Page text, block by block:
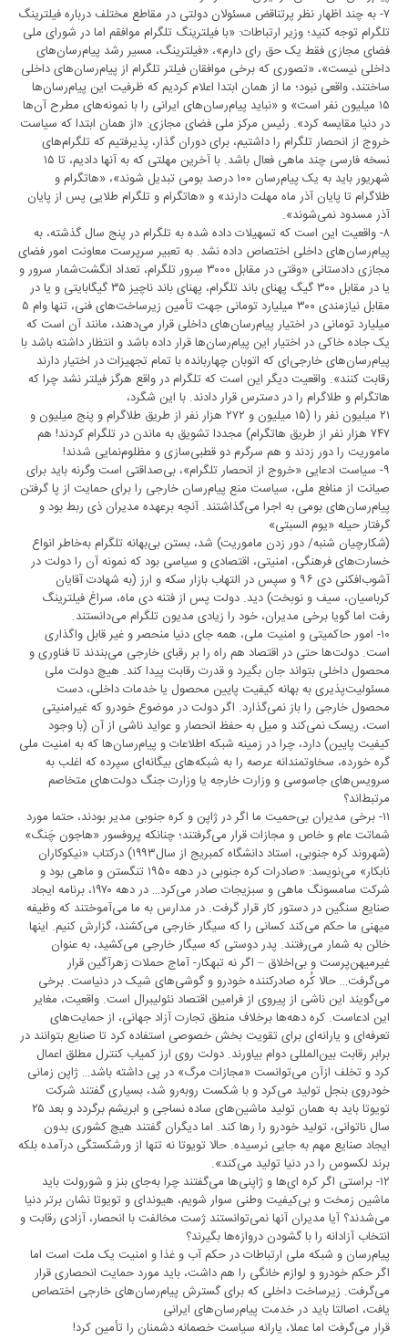
۷- به چند اظهار نظر پرتناقض مسئولان دولتی در مقاطع مختلف درباره فیلترینگ
تلگرام توجه کنید؛ وزیر ارتباطات: «با فیلترینگ تلگرام موافقم اما در شورای ملی
فضای مجازی فقط یک حق رای دارم»، «فیلترینگ، مسیر رشد پیام‌رسان‌های
داخلی نیست»، «تصوری که برخی موافقان فیلتر تلگرام از پیام‌رسان‌های داخلی
ساختند، واقعی نبود؛ ما از همان ابتدا اعلام کردیم که ظرفیت این پیام‌رسان‌ها
۱۵ میلیون نفر است» و «نباید پیام‌رسان‌های ایرانی را با نمونه‌‌های مطرح آن‌‌ها
در دنیا مقایسه کرد». رئیس ‌مرکز ملی فضای مجازی: «از همان ابتدا که سیاست
خروج از انحصار تلگرام را داشتیم، برای دوران گذار، پذیرفتیم که تلگرام‌‌های
نسخه فارسی چند ماهی فعال باشد. با آخرین مهلتی که به آنها دادیم، تا ۱۵
شهریور باید به یک پیام‌رسان ۱۰۰ درصد بومی تبدیل شوند»، «هاتگرام و
طلاگرام تا پایان آذر ماه مهلت دارند» و «هاتگرام و تلگرام طلایی پس از پایان
آذر مسدود نمی‌شوند».
۸- واقعیت این است که تسهیلات داده شده به تلگرام در پنج سال گذشته، به
پیام‌رسان‌های داخلی اختصاص داده نشد. به تعبیر سرپرست معاونت امور فضای
مجازی دادستانی «وقتی در مقابل ۳۰۰۰ سِرور تلگرام، تعداد انگشت‌شمار سرور و
یا در مقابل ۳۰۰ گیگ پهنای باند تلگرام، پهنای باند ناچیز ۳۵ گیگابایتی و یا در
مقابل نیازمندی ۳۰۰ میلیارد تومانی جهت تأمین زیرساخت‌های فنی، تنها وام ۵
میلیارد تومانی در اختیار پیام‌رسان‌های داخلی قرار می‌دهند، مانند آن است که
یک جاده خاکی در اختیار این پیام‌رسان‌ها قرار داده باشد و انتظار داشته باشد با
پیام‌رسان‌های خارجی‌ای که اتوبان چهاربانده با تمام تجهیزات در اختیار دارند
رقابت کنند». واقعیت دیگر این است که تلگرام در واقع هرگز فیلتر نشد چرا که
هاتگرام و طلاگرام را در دسترس قرار دادند. با این شگرد،
۲۱ میلیون نفر را (۱۵ میلیون و ۲۷۲ هزار نفر از طریق طلاگرام و پنج میلیون و
۷۴۷ هزار نفر از طریق هاتگرام) مجددا تشویق به ماندن در تلگرام کردند! هم
ماموریت را دور زدند و هم سرگرم دو قطبی‌‌سازی و مظلوم‌نمایی شدند!
۹- سیاست ادعایی «خروج از انحصار تلگرام»، بی‌صداقتی است وگرنه باید برای
صیانت از منافع ملی، سیاست منع پیام‌رسان خارجی را برای حمایت از پا گرفتن
پیام‌رسان‌های بومی به اجرا می‌گذاشتند. آنچه برعهده مدیران ذی ربط بود و
گرفتار حیله «یوم السبتی»
(شکارچیان شنبه/ دور زدن ماموریت) شد، بستن بی‌بهانه تلگرام به‌خاطر انواع
خسارت‌های فرهنگی، امنیتی، اقتصادی و سیاسی بود که نمونه آن را دولت در
آشوب‌افکنی دی ۹۶ و سپس در التهاب بازار سکه و ارز (به شهادت آقایان
کرباسیان، سیف و نوبخت) دید. دولت پس از فتنه دی ماه، سراغ فیلترینگ
رفت اما گویا برخی مدیران، خود را زیادی مدیون تلگرام می‌دانستند.
۱۰- امور حاکمیتی و امنیت ملی، همه جای دنیا منحصر و غیر قابل واگذاری
است. دولت‌ها حتی در اقتصاد هم راه را بر رقبای خارجی می‌بندند تا فناوری و
محصول داخلی بتواند جان بگیرد و قدرت رقابت پیدا کند. هیچ دولت ملی
مسئولیت‌پذیری به بهانه کیفیت پایین محصول یا خدمات داخلی، دست
محصول خارجی را باز نمی‌گذارد. اگر دولت در موضوع خودرو که غیرامنیتی
است، ریسک نمی‌کند و میل به حفظ انحصار و عواید ناشی از آن (با وجود
کیفیت پایین) دارد، چرا در زمینه شبکه اطلاعات و پیام‌رسان‌ها که به امنیت ملی
گره خورده، سخاوتمندانه عرصه را به شبکه‌های بیگانه‌ای سپرده که اغلب به
سرویس‌های جاسوسی و وزارت خارجه یا وزارت جنگ دولت‌های متخاصم
مرتبط‌اند؟
۱۱- برخی مدیران بی‌حمیت ما اگر در ژاپن و کره جنوبی مدیر بودند، حتما مورد
شماتت عام و خاص و مجازات قرار می‌گرفتند؛ چنانکه پروفسور «هاجون چَنگ»
(شهروند کره جنوبی، استاد دانشگاه کمبریج از سال۱۹۹۳) درکتاب «نیکوکاران
نابکار» می‌نویسد: «صادرات کره جنوبی در دهه ۱۹۵۰ تنگستن و ماهی بود و
شرکت سامسونگ ماهی و سبزیجات صادر می‌کرد… در دهه ۱۹۷۰، برنامه ایجاد
صنایع سنگین در دستور کار قرار گرفت. در مدارس به ما می‌آموختند که وظیفه
میهنی ما حکم می‌کند کسانی را که سیگار خارجی می‌کشند، گزارش کنیم. اینها
خائن به شمار می‌رفتند. پدر دوستی که سیگار خارجی می‌کشید، به عنوان
غیرمیهن‌پرست و بی‌اخلاق – اگر نه تبهکار- آماج حملات زهرآگین قرار
می‌گرفت… حالا کُره صادر‌کننده خودرو و گوشی‌های شیک در دنیاست. برخی
می‌گویند این ناشی از پیروی از فرامین اقتصاد نئولیبرال است. واقعیت، مغایر
این ادعاست. کره دهه‌ها برخلاف منطق تجارت آزاد جهانی، از حمایت‌های
تعرفه‌ای و یارانه‌ای برای تقویت بخش خصوصی استفاده کرد تا صنایع بتوانند در
برابر رقابت بین‌المللی دوام بیاورند. دولت روی ارز کمیاب کنترل مطلق اعمال
کرد و تخلف ازآن می‌توانست «مجازات مرگ» در پی داشته باشد… ژاپن زمانی
خودروی بنجل تولید می‌کرد و با شکست روبه‌رو شد، بسیاری گفتند شرکت
تویوتا باید به همان تولید ماشین‌های ساده نساجی و ابریشم برگردد و بعد ۲۵
سال ناتوانی، تولید خودرو را رها کند. اما دیگران گفتند هیچ کشوری بدون
ایجاد صنایع مهم به جایی نرسیده. حالا تویوتا نه تنها از ورشکستگی درآمده بلکه
برند لکسوس را در دنیا تولید می‌کند».
۱۲- براستی اگر کره ای‌ها و ژاپنی‌ها می‌گفتند چرا به‌جای بنز و شورولت باید
ماشین زمخت و بی‌کیفیت وطنی سوار شویم، هیوندای و تویوتا نشان برتر دنیا
می‌شدند؟ آیا مدیران آنها نمی‌توانستند ژست مخالفت با انحصار، آزادی رقابت و
انتخاب آزادانه را با گشودن دروازه‌ها بگیرند؟
پیام‌رسان و شبکه ملی ارتباطات در حکم آب و غذا و امنیت یک ملت است اما
اگر حکم خودرو و لوازم خانگی را هم داشت، باید مورد حمایت انحصاری قرار
می‌گرفت. زیرساخت داخلی که برای گسترش پیام‌رسان‌های خارجی اختصاص
یافت، اصالتا باید در خدمت پیام‌رسان‌های ایرانی
قرار می‌گرفت اما عملا، یارانه سیاست خصمانه دشمنان‌ را تأمین کرد!